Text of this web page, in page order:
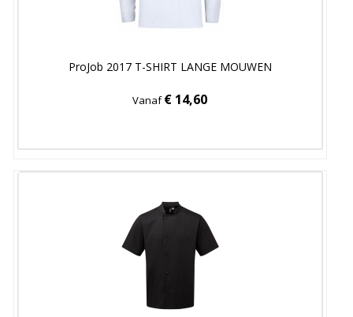
ProJob 2017 T-SHIRT LANGE MOUWEN
Vanaf€ 14,60